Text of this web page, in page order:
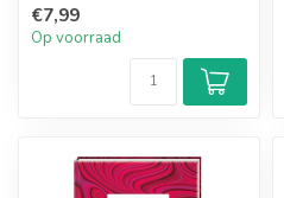
€7,99
Op voorraad